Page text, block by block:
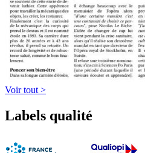
Voir tout >
Labels qualité